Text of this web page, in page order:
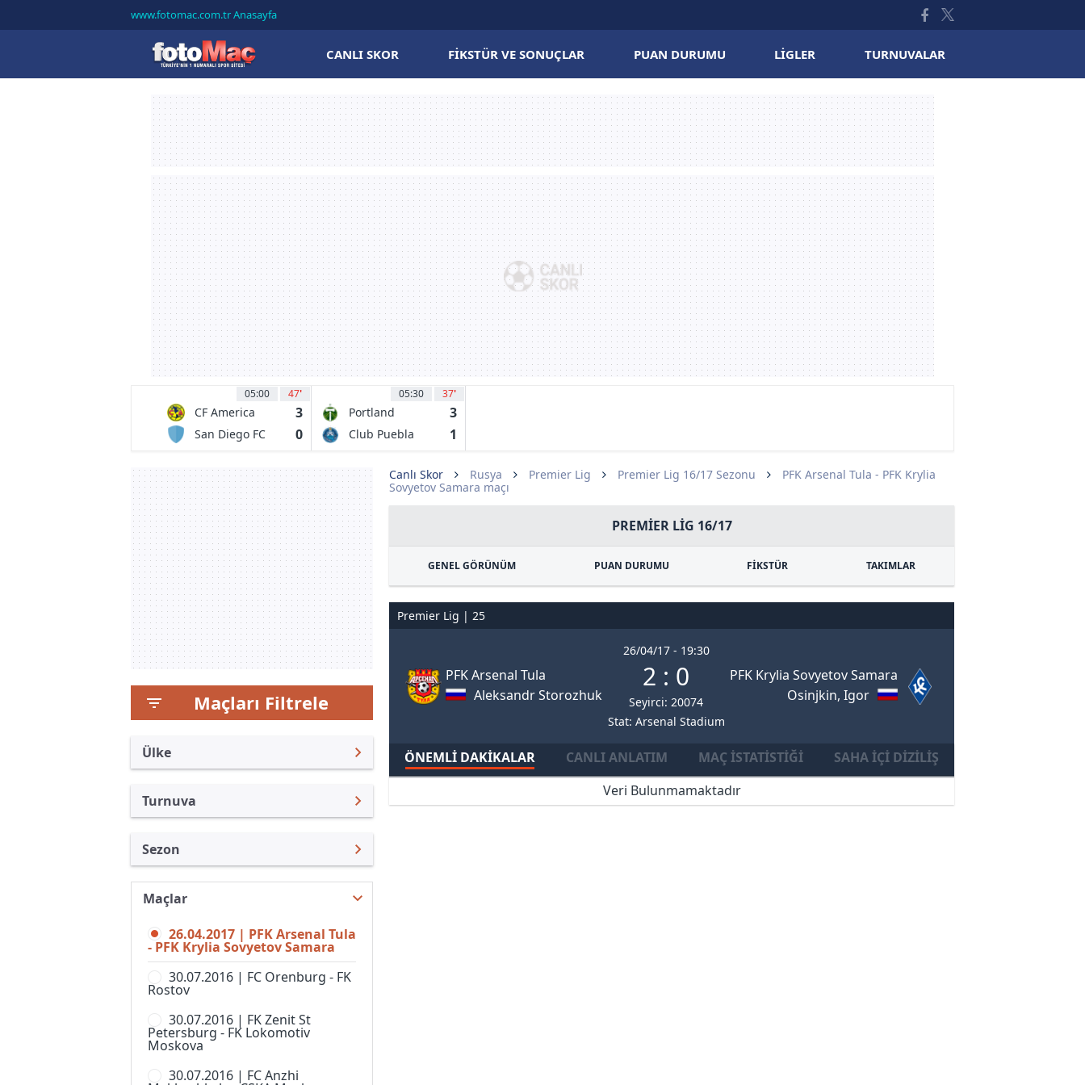
www.fotomac.com.tr Anasayfa
CANLI SKOR FIKSTÜR VE SONUÇLAR PUAN DURUMU LIGLER TURNUVALAR
05:00 47'
CF America 3
San Diego FC 0
05:30 37'
Portland
Timbers
3
Club Puebla 1
Maçları Filtrele
Ülke
Rusya
Türkiye
Uluslararası
Uluslararası Kulüpler
Turkiye
İngiltere
Almanya Amatör
Turnuva
Rusya Kupası
Süper Kupa
2. Liga, Division A
2. Liga, Division B, Grup 1
2. Liga, Division B, Grup 3
2. Liga, Division B, Grup 4
Sezon
Premier Lig 26/27
Premier Lig 25/26
Premier Lig 24/25
Premier Lig 23/24
Premier Lig 22/23
Premier Lig 21/22
Maçlar
26.04.2017 | PFK Arsenal Tula
- PFK Krylia Sovyetov Samara
30.07.2016 | FC Orenburg - FK
Rostov
30.07.2016 | FK Zenit St
Petersburg - FK Lokomotiv
Moskova
30.07.2016 | FC Anzhi
Canlı Skor Rusya Premier Lig Premier Lig 16/17 Sezonu
PFK Arsenal Tula - PFK Krylia
Sovyetov Samara maçı
PREMIER LIG 16/17
GENEL GÖRÜNÜM PUAN DURUMU FİKSTÜR TAKIMLAR
Premier Lig | 25
PFK Arsenal Tula
Aleksandr Storozhuk
26/04/17 - 19:30
2 : 0
Seyirci: 20074
Stat: Arsenal Stadium
PFK Krylia Sovyetov Samara
Osinjkin, Igor
ÖNEMLI DAKIKALAR CANLI ANLATIM MAÇ İSTATISTIĞI
SAHA İÇI DIZILIŞ
Veri Bulunmamaktadır